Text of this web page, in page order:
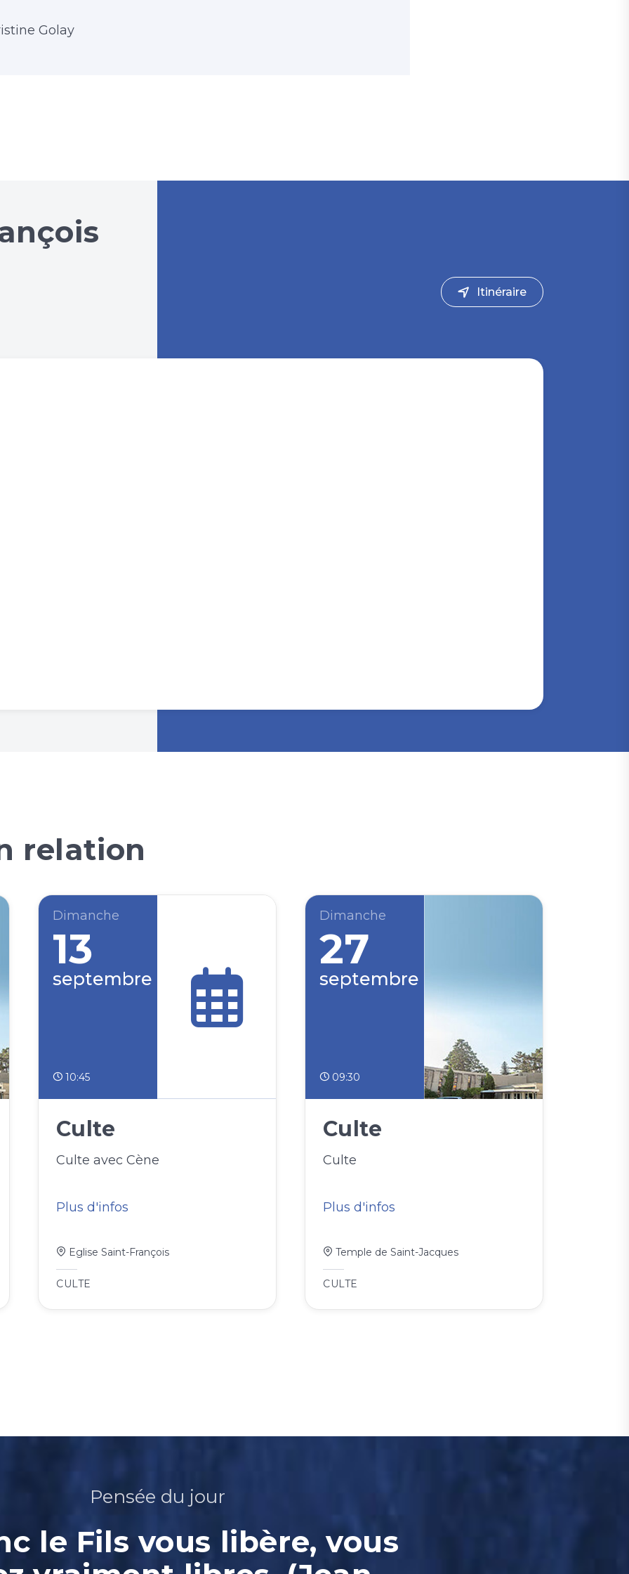
Golay
Itinéraire
relation
Dimanche
13
septembre
10:45
Culte
Culte avec Cène
Plus d'infos
Eglise Saint-François
CULTE
Dimanche
27
septembre
09:30
Culte
Culte
Plus d'infos
Temple de Saint-Jacques
CULTE
Pensée du jour
le Fils vous libère, vous